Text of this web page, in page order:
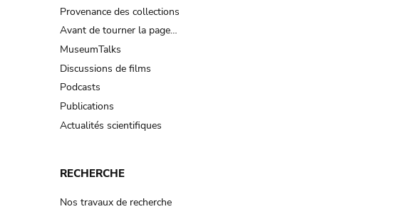
Provenance des collections
Avant de tourner la page…
MuseumTalks
Discussions de films
Podcasts
Publications
Actualités scientifiques
RECHERCHE
Nos travaux de recherche